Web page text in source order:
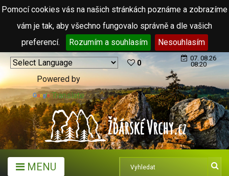
Pomocí cookies vás na našich stránkách poznáme a zobrazíme
vám je tak, aby všechno fungovalo správně a dle vašich
preferencí.
Rozumím a souhlasím Nesouhlasím
Powered by
Translate
0
07. 08.26
08:20
MENU